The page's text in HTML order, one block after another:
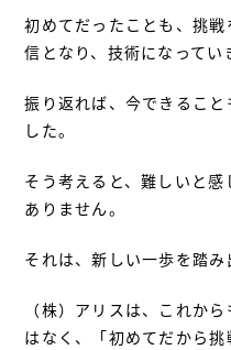
初めてだったことも、挑
信となり、技術になってい
振り返れば、今できるこ
した。
そう考えると、難しいと
ありません。
それは、新しい一歩を踏み
（株）アリスは、これか
はなく、「初めてだから